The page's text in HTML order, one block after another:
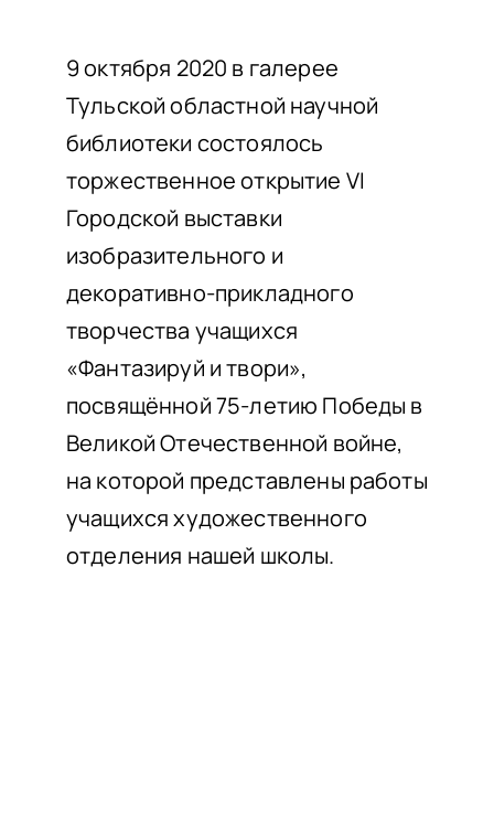
О ПРИЕМЕ
ОБУЧАЮЩИМСЯ
СВЕДЕНИЯ ОБ ОО
КОНТАКТЫ
9 октября 2020 в галерее
Тульской областной научной
библиотеки состоялось
торжественное открытие VI
Городской выставки
изобразительного и
декоративно-прикладного
творчества учащихся
«Фантазируй и твори»,
посвящённой 75-летию Победы в
Великой Отечественной войне,
на которой представлены работы
учащихся художественного
отделения нашей школы.